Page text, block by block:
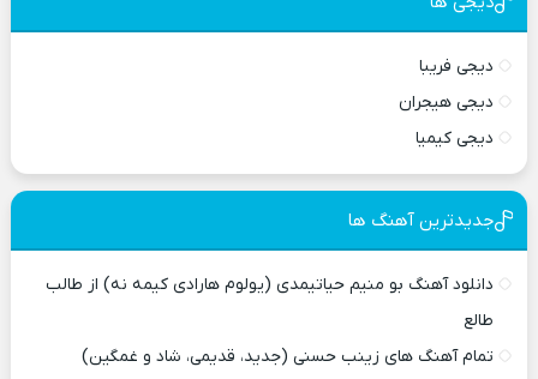
دیجی فریبا
دیجی هیجران
دیجی کیمیا
جدیدترین آهنگ ها
دانلود آهنگ بو منیم حیاتیمدی (یولوم هارادی کیمه نه) از طالب
طالع
تمام آهنگ های زینب حسنی (جدید، قدیمی، شاد و غمگین)